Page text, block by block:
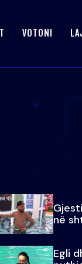
VOTONI
në
Egli